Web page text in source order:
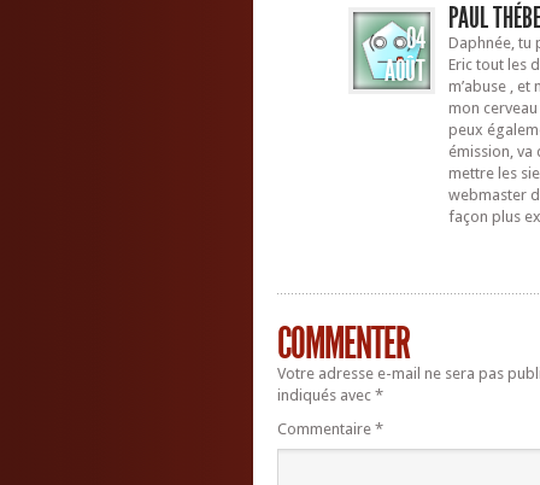
AOÛT
04
PAUL
Daphnée, tu
Eric tout les
m’abuse ,
mon
peux
émission, va
mettre les
webmaster
façon plus
COMMENTER
Votre adresse e-mail ne sera pas
indiqués avec *
Commentaire *